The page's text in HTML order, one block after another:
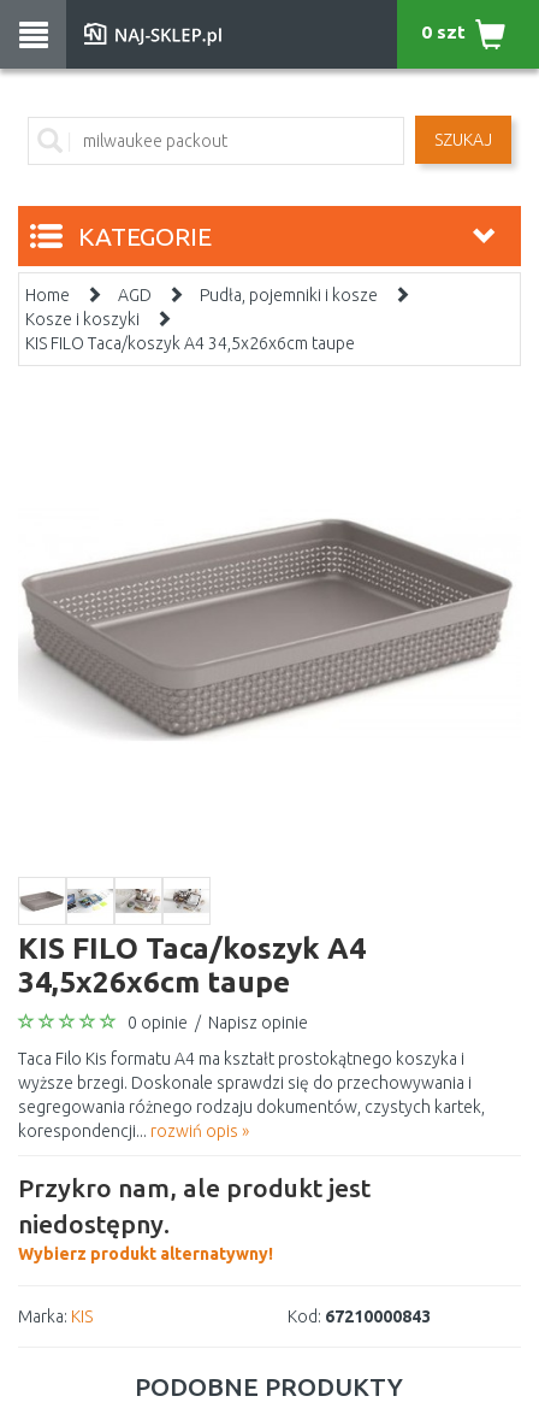
SZUKAJ
0 szt
KATEGORIE
Home AGD
Pudła, pojemniki i kosze
Kosze i koszyki
KIS FILO Taca/koszyk A4 34,5x26x6cm taupe
KIS FILO Taca/koszyk A4
34,5x26x6cm taupe
0 opinie / Napisz opinie
Taca Filo Kis formatu A4 ma kształt prostokątnego koszyka i
wyższe brzegi. Doskonale sprawdzi się do przechowywania i
segregowania różnego rodzaju dokumentów, czystych kartek,
korespondencji... rozwiń opis »
Przykro nam, ale produkt jest
niedostępny.
Wybierz produkt alternatywny!
Marka: KIS Kod: 67210000843
PODOBNE PRODUKTY